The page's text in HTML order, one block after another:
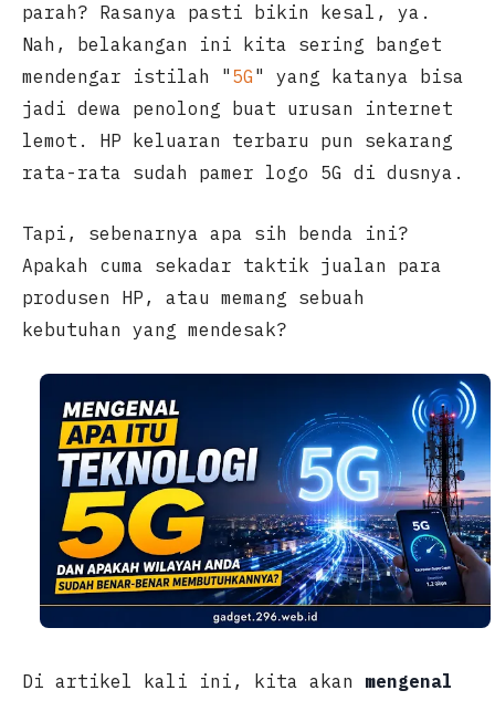
parah? Rasanya pasti bikin kesal, ya.
Nah, belakangan ini kita sering banget
mendengar istilah " 5G " yang katanya bisa
jadi dewa penolong buat urusan internet
lemot. HP keluaran terbaru pun sekarang
rata-rata sudah pamer logo 5G di dusnya.
Tapi, sebenarnya apa sih benda ini?
Apakah cuma sekadar taktik jualan para
produsen HP, atau memang sebuah
kebutuhan yang mendesak?
Di artikel kali ini, kita akan mengenal